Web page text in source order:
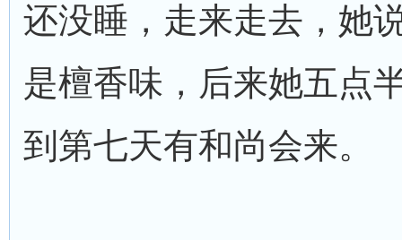
还没睡，走来走去，她
是檀香味，后来她五点
到第七天有和尚会来。